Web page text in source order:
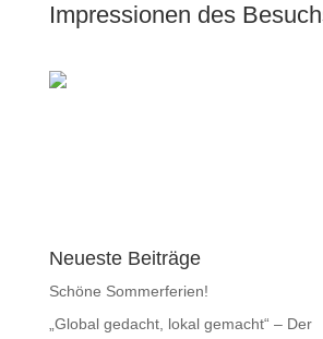
Impressionen des
Neueste Beiträge
Schöne Sommerferien!
„Global gedacht, lokal gemacht“ – Der